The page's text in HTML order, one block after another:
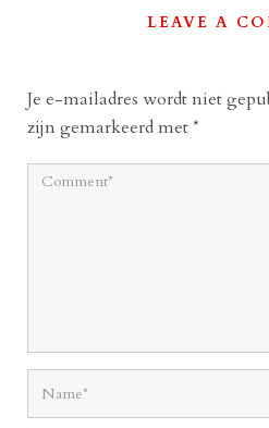
LEAVE A
Je e-mailadres wordt niet
zijn gemarkeerd met*